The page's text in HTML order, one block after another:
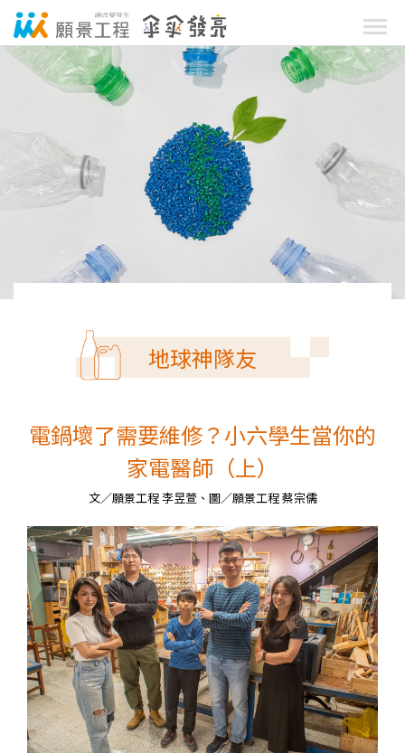
地球神隊友
電鍋壞了需要維修？小六學生當你的
家電醫師（上）
文／願景工程 李昱萱、圖／願景工程 蔡宗儒